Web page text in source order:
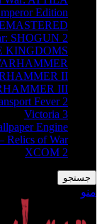
Edition
SHOGUN 2
KINGDOMS
II
III
Fever 2
Victoria 3
Engine
Relics of War
XCOM 2
جستجو
منو